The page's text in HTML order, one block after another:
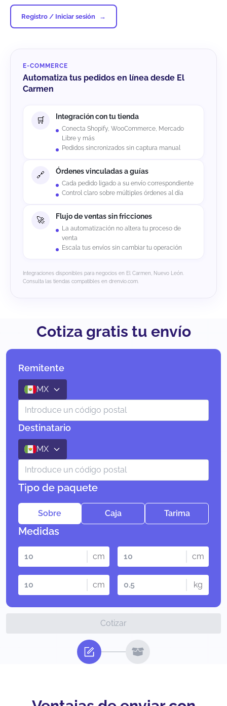
Registro / Iniciar sesión
E-COMMERCE
Automatiza tus pedidos en línea desde El
Carmen
Integración con tu tienda
Conecta Shopify, WooCommerce, Mercado
Libre y más
Pedidos sincronizados sin captura manual
Órdenes vinculadas a guías
Cada pedido ligado a su envío correspondiente
Control claro sobre múltiples órdenes al día
Flujo de ventas sin fricciones
La automatización no altera tu proceso de
venta
Escala tus envíos sin cambiar tu operación
Integraciones disponibles para negocios en El Carmen, Nuevo León.
Consulta las tiendas compatibles en drenvio.com.
Cotiza gratis tu envío
Remitente
MX
Destinatario
MX
Tipo de paquete
Sobre Caja Tarima
Medidas
cm cm
cm kg
Cotizar